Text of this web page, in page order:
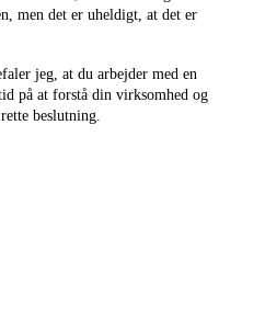
men det er uheldigt, at det er
jeg, at du arbejder med en
på at forstå din virksomhed og
beslutning.